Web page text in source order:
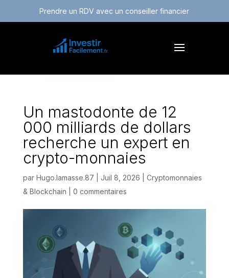
Prendre un RDV avec un conseiller financier
Un mastodonte de 12
000 milliards de dollars
recherche un expert en
crypto-monnaies
par Hugo.lamasse.87 Juil 8, 2026
Cryptomonnaies
& Blockchain
0 commentaires